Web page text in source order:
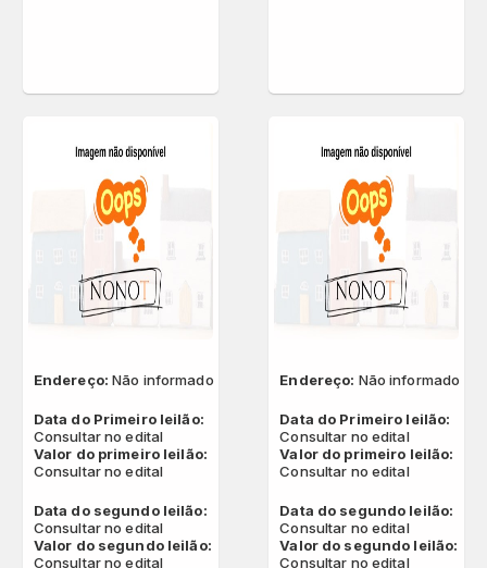
Endereço:Não informado
Data do Primeiro leilão:
Consultar no edital
Valor do primeiro leilão:
Consultar no edital
Data do segundo leilão:
Consultar no edital
Valor do segundo leilão:
Consultar no edital
Endereço: Não informado
Data do Primeiro leilão:
Consultar no edital
Valor do primeiro leilão:
Consultar no edital
Data do segundo leilão:
Consultar no edital
Valor do segundo leilão:
Consultar no edital